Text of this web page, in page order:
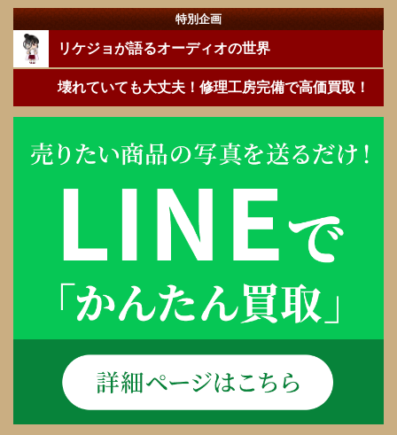
特別企画
リケジョが語るオーディオの世界
壊れていても大丈夫！修理工房完備で高価買取！